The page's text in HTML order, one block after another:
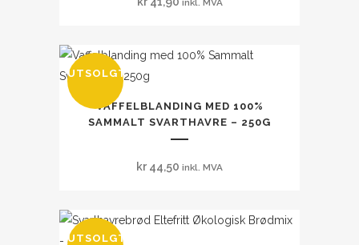
inkl. MVA
UTSOLGT
VAFFELBLANDING MED 100%
SAMMALT SVARTHAVRE – 250G
kr 44,50 inkl. MVA
UTSOLGT